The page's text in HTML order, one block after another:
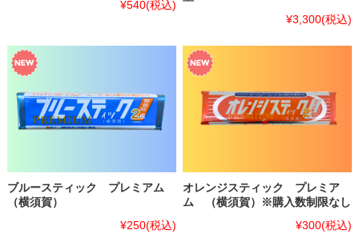
¥540(税込)
¥3,300(税込)
ブルースティック プレミアム
（横須賀）
¥250(税込)
オレンジスティック プレミア
ム （横須賀）※購入数制限なし
¥300(税込)